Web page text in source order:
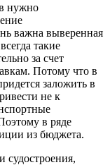
нужно
важна выверенная
такие
за счет
Потому что в
заложить в
не к
в ряде
из бюджета.
судостроения,